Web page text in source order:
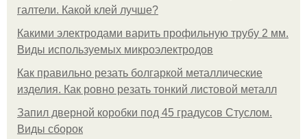
галтели. Какой клей лучше?
Какими электродами варить профильную трубу 2 мм.
Виды используемых микроэлектродов
Как правильно резать болгаркой металлические
изделия. Как ровно резать тонкий листовой металл
Запил дверной коробки под 45 градусов Стуслом.
Виды сборок